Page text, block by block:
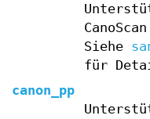
Siehe
für
canon_pp